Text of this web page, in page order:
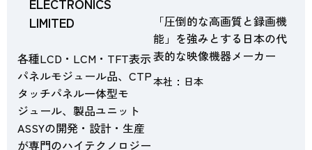
LIMITED
各種LCD・LCM・TFT表示
パネルモジュール品、CTP
タッチパネル一体型モ
ジュール、製品ユニット
ASSYの開発・設計・生産
が専門のハイテクノロジー
本社 日本
「圧倒的な高画質と録画機
能」を強みとする日本の代
表的な映像機器メーカー